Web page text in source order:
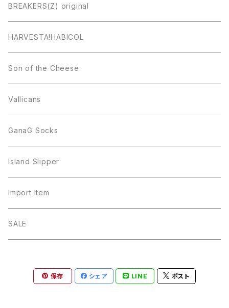
BREAKERS(Z) original
HARVESTA!HABICOL
Son of the Cheese
Vallicans
GanaG Socks
Island Slipper
Import Item
SALE
保存 シェア LINE ポスト